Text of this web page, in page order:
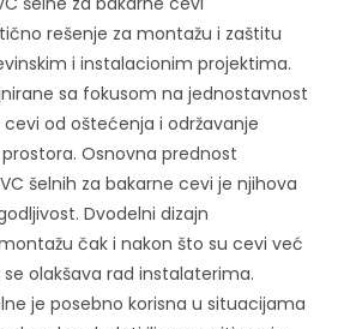
rešenje za montažu i zaštitu
i instalacionim projektima.
sa fokusom na jednostavnost
od oštećenja i održavanje
Osnovna prednost
šelnih za bakarne cevi je njihova
Dvodelni dizajn
čak i nakon što su cevi već
olakšava rad instalaterima.
je posebno korisna u situacijama